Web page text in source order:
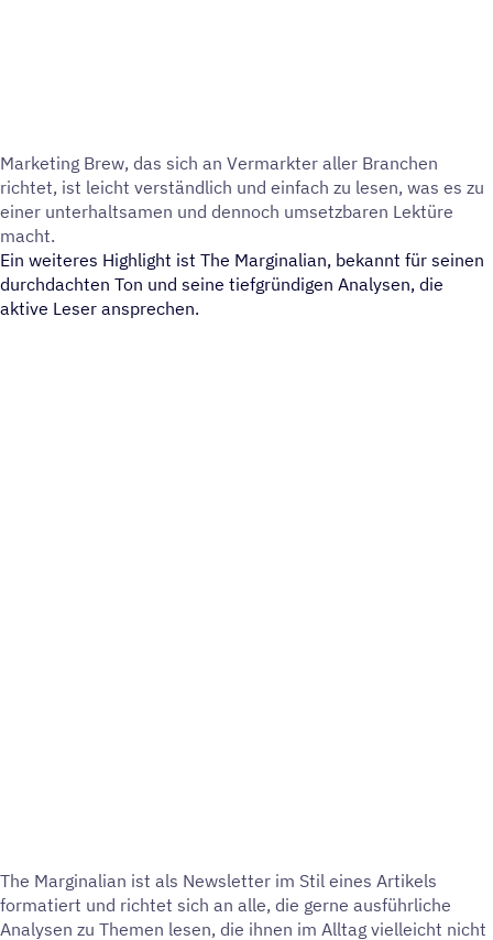
Marke­ting Brew, das sich an Vermark­ter aller Bran­chen
richtet, ist leicht verständ­lich und einfach zu lesen, was es zu
einer unter­halt­sa­men und dennoch umsetz­ba­ren Lektüre
macht.
Ein weiteres Highlight ist The Marginalian, bekannt für seinen
durchdachten Ton und seine tiefgründigen Analysen, die
aktive Leser ansprechen.
The Margi­na­lian ist als News­let­ter im Stil eines Arti­kels
forma­tiert und richtet sich an alle, die gerne ausführ­li­che
Analy­sen zu Themen lesen, die ihnen im Alltag viel­leicht nicht